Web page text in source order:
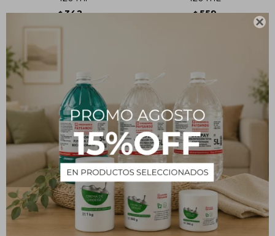

$ 342 $ 559
Shock Keratina PRIMICIA
Aceite Post Depilación